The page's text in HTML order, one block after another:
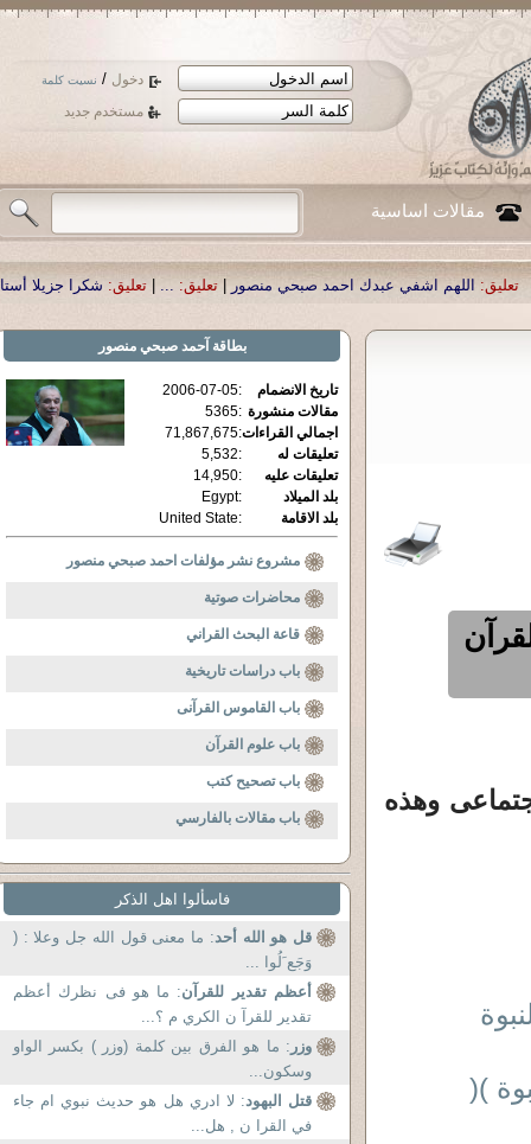
دخول / نسيت كلمة
مستخدم جديد
مقالات اساسية
اشفي عبدك احمد صبحي منصور تعليق: ...
|تعليق: شكرا جزيلا أستاذ حمد الحمد
وهذه
)(
بطاقة آحمد صبحي منصور
تاريخ الانضمام :
2006-07-05
مقالات منشورة :
5365
اجمالي القراءات:
71,867,675
تعليقات له
:
5,532
تعليقات عليه
:
14,950
بلد الميلاد
:
Egypt
بلد الاقامة
:
United State
مشروع نشر مؤلفات احمد صبحي منصور
محاضرات صوتية
قاعة البحث القراني
باب دراسات تاريخية
باب القاموس القرآنى
باب علوم القرآن
باب تصحيح كتب
باب مقالات بالفارسي
فاسألوا اهل الذكر
قل هو الله أحد: ما معنى قول الله جل وعلا : (
وَجَع َلُوا ...
أعظم تقدير للقرآن: ما هو فى نظرك أعظم
تقدير للقرآ ن الكري م ؟...
وزر : ما هو الفرق بين كلمة (وزر ) بكسر الواو
وسكون...
قتل البهود: لا ادري هل هو حديث نبوي ام جاء
في القرا ن , هل...